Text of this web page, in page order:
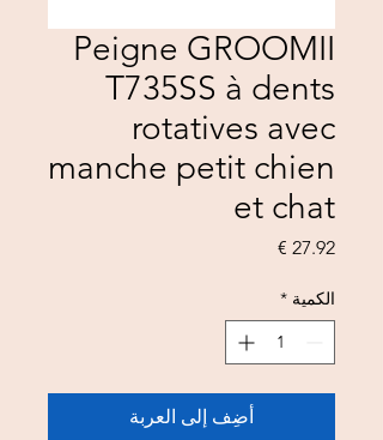
Peigne GROOMII
T735SS à dents
rotatives avec
manche petit chien
et chat
السعر
الكمية *
أضِف إلى العربة